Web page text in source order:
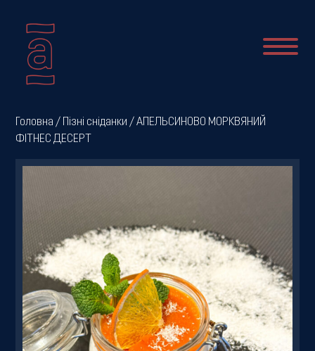
Про
нас
Новини
Меню
Галерея
Головна / Пізні сніданки / АПЕЛЬСИНОВО МОРКВЯНИЙ
ФІТНЕС ДЕСЕРТ